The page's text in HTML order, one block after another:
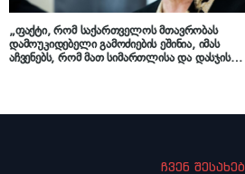
„ფაქტი, რომ საქართველოს მთავრობას
დამოუკიდებელი გამოძიების ეშინია, იმას
აჩვენებს, რომ მათ სიმართლისა და დასჯის
ჩვენ შესახებ